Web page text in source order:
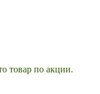
товар по акции.